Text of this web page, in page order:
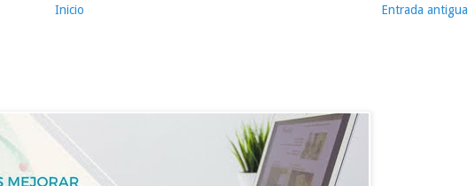
Entrada antigua
Inicio